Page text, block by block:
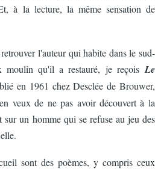
à la lecture, la même sensation de
l'auteur qui habite dans le sud-
moulin qu'il a restauré, je reçois Le
en 1961 chez Desclée de Brouwer,
veux de ne pas avoir découvert à la
un homme qui se refuse au jeu des
sont des poèmes, y compris ceux